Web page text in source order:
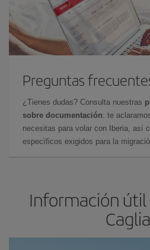
Preguntas
¿Tienes dudas? Consulta nuestras
sobre documentación: te
necesitas para volar con Iberia, así
específicos exigidos para la
Información útil